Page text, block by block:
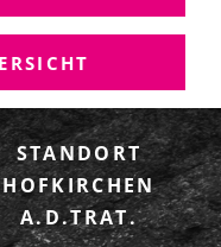
STANDORT
HOFKIRCHEN
A.D.TRAT.